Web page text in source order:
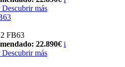
Descubrir más
FB63
22.890€ i
Descubrir más